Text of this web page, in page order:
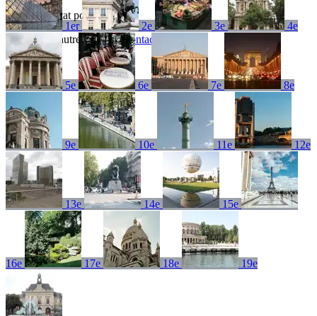
1er 2e 3e 4e
5e 6e 7e 8e
9e 10e 11e 12e
13e 14e 15e
16e 17e 18e 19e
Aucun résultat pour
Essayez un autre terme oucontactez-nous